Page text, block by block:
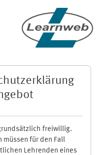
freiwillig.
müssen für den Fall
Lehrenden eines